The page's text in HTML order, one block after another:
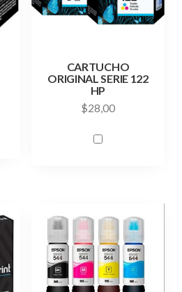
CARTUCHO
ORIGINAL SERIE 122
HP
$28,00